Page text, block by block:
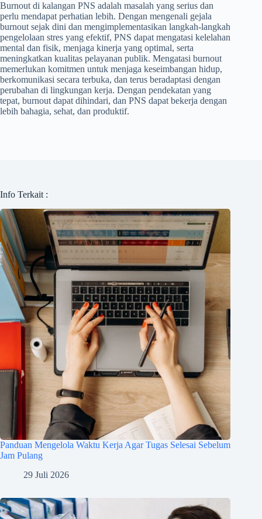
Burnout di kalangan PNS adalah masalah yang serius dan
perlu mendapat perhatian lebih. Dengan mengenali gejala
burnout sejak dini dan mengimplementasikan langkah-langkah
pengelolaan stres yang efektif, PNS dapat mengatasi kelelahan
mental dan fisik, menjaga kinerja yang optimal, serta
meningkatkan kualitas pelayanan publik. Mengatasi burnout
memerlukan komitmen untuk menjaga keseimbangan hidup,
berkomunikasi secara terbuka, dan terus beradaptasi dengan
perubahan di lingkungan kerja. Dengan pendekatan yang
tepat, burnout dapat dihindari, dan PNS dapat bekerja dengan
lebih bahagia, sehat, dan produktif.
Info Terkait :
Panduan Mengelola Waktu Kerja Agar Tugas Selesai Sebelum
Jam Pulang
29 Juli 2026